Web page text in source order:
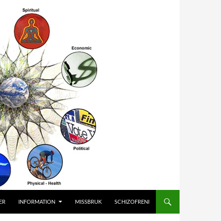
INFORMATION MISSBRUK SCHIZOFRENI